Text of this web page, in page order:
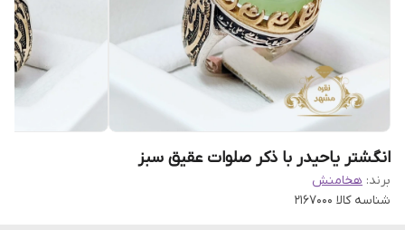
انگشتر یاحیدر با ذکر صلوات عقیق سبز
برند: هخامنش
شناسه کالا 2167000